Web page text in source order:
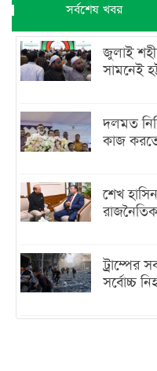
সর্বশেষ খবর
জুলাই
সামনেই
দলমত
কাজ
শেখ
ট্রাম্পের
সর্বোচ্চ